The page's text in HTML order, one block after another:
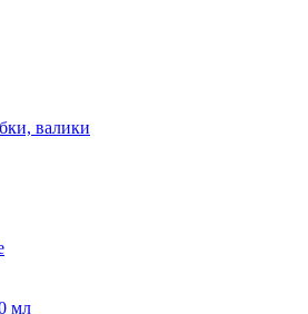
валики
мл